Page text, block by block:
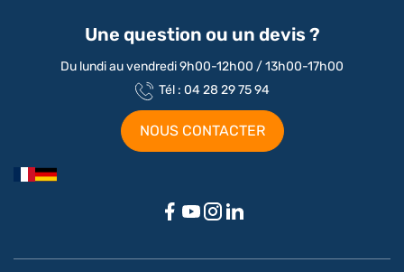
Une question ou un devis ?
Du lundi au vendredi 9h00-12h00 / 13h00-17h00
Tél : 04 28 29 75 94
NOUS CONTACTER